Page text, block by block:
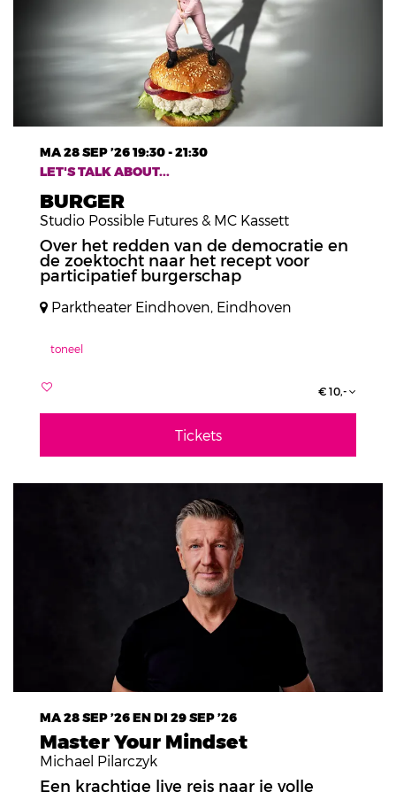
BURGER
Studio Possible Futures & MC Kassett
LET'S TALK ABOUT...
MA 28 SEP ’2619:30 - 21:30
Over het redden van de democratie en
de zoektocht naar het recept voor
participatief burgerschap
Parktheater Eindhoven, Eindhoven
toneel
€ 10,-
Tickets
Master Your Mindset
Michael Pilarczyk
MA 28 SEP ’26ENDI 29 SEP ’26
Een krachtige live reis naar je volle